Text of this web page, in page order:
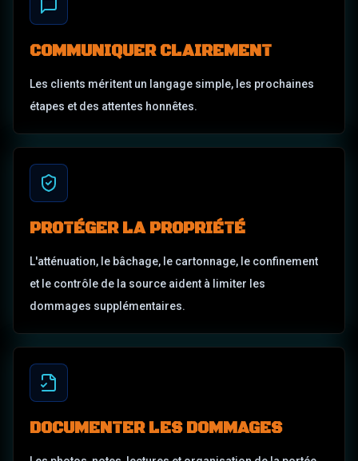
COMMUNIQUER CLAIREMENT
Les clients méritent un langage simple, les prochaines
étapes et des attentes honnêtes.
PROTÉGER LA PROPRIÉTÉ
L'atténuation, le bâchage, le cartonnage, le confinement
et le contrôle de la source aident à limiter les
dommages supplémentaires.
DOCUMENTER LES DOMMAGES